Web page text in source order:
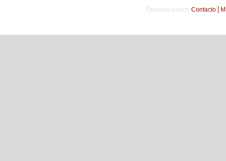
Quiénes somos Contacto